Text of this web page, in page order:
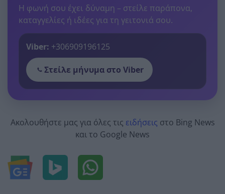
Η φωνή σου έχει δύναμη – στείλε παράπονα,
καταγγελίες ή ιδέες για τη γειτονιά σου.
Viber: +306909196125
Στείλε μήνυμα στο Viber
Ακολουθήστε μας για όλες τις ειδήσεις στο Bing News
και το Google News